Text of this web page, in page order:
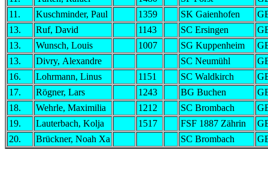
11.
Kuschminder, Paul 1359 SK Gaienhofen
13.
Ruf, David 1143 SC Ersingen
13.
Wunsch, Louis 1007 SG Kuppenheim
13.
Divry, Alexandre SC Neumühl
16.
Lohrmann, Linus 1151 SC Waldkirch
17.
Rögner, Lars 1243 BG Buchen
18.
Wehrle, Maximilia 1212 SC Brombach
19.
Lauterbach, Kolja 1517 FSF 1887 Zährin
20.
Brückner, Noah Xa SC Brombach